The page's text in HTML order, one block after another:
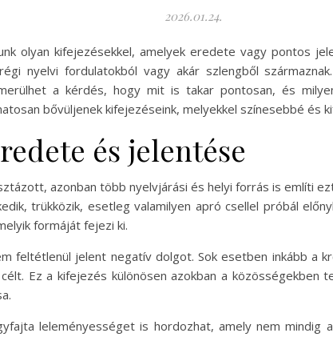
2026.01.24.
olyan kifejezésekkel, amelyek eredete vagy pontos
nyelvi fordulatokból vagy akár szlengből
a kérdés, hogy mit is takar pontosan, és
bővüljenek kifejezéseink, melyekkel színesebbé és
és jelentése
azonban több nyelvjárási és helyi forrás is említi
trükközik, esetleg valamilyen apró csellel próbál
formáját fejezi ki.
feltétlenül jelent negatív dolgot. Sok esetben inkább a
Ez a kifejezés különösen azokban a közösségekben
leleményességet is hordozhat, amely nem